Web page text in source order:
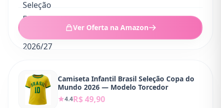
Ver Oferta na Amazon
Camiseta Infantil Brasil Seleção Copa do
Mundo 2026 — Modelo Torcedor
4.4R$ 49,90